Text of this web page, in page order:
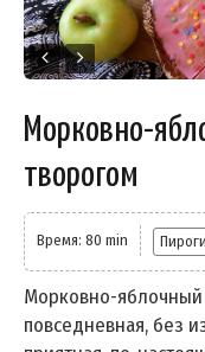
Морковно-
творогом
Время: 80 min
Морковно-яблочный
повседневная, без